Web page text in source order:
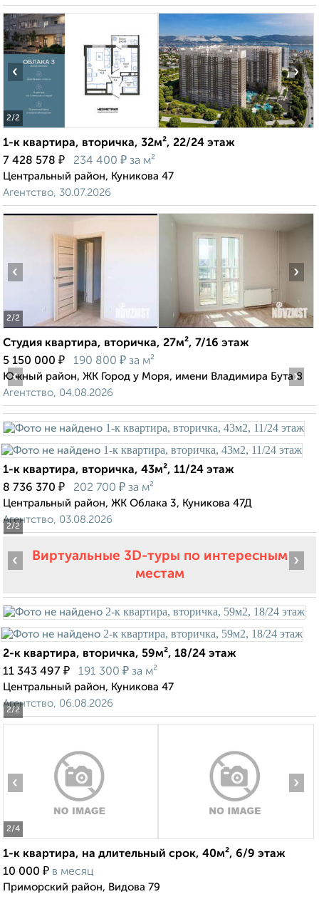
2/2
‹ ›
1-к квартира, вторичка, 32м², 22/24 этаж
7 428 578 ₽ 234 400 ₽ за м²
Центральный район, Куникова 47
Агентство, 30.07.2026
2/2
‹ ›
Студия квартира, вторичка, 27м², 7/16 этаж
5 150 000 ₽ 190 800 ₽ за м²
Южный район, ЖК Город у Моря, имени Владимира Бута 8
Агентство, 04.08.2026
2/2
‹ ›
1-к квартира, вторичка, 43м², 11/24 этаж
8 736 370 ₽ 202 700 ₽ за м²
Центральный район, ЖК Облака 3, Куникова 47Д
Агентство, 03.08.2026
Виртуальные 3D-туры по интересным
местам
2/2
‹ ›
2-к квартира, вторичка, 59м², 18/24 этаж
11 343 497 ₽ 191 300 ₽ за м²
Центральный район, Куникова 47
Агентство, 06.08.2026
2/4
‹ ›
1-к квартира, на длительный срок, 40м², 6/9 этаж
10 000 ₽ в месяц
Приморский район, Видова 79